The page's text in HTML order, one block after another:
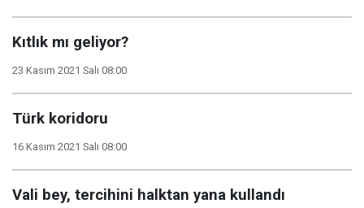
Kıtlık mı geliyor?
23 Kasım 2021 Salı 08:00
Türk koridoru
16 Kasım 2021 Salı 08:00
Vali bey, tercihini halktan yana kullandı